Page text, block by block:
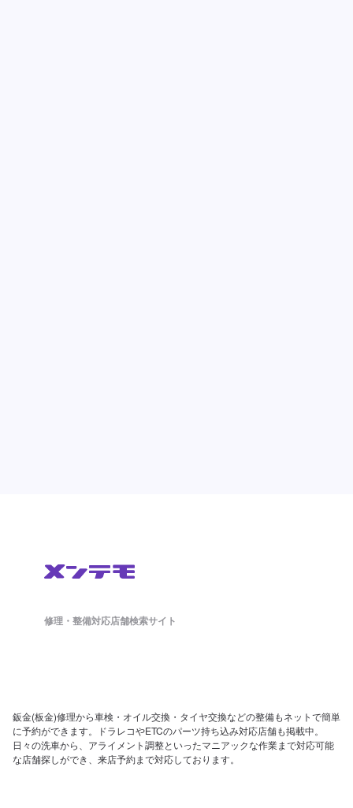
修理・整備対応店舗検索サイト
鈑金(板金)修理から車検・オイル交換・タイヤ交換などの整備もネットで簡単
に予約ができます。ドラレコやETCのパーツ持ち込み対応店舗も掲載中。
日々の洗車から、アライメント調整といったマニアックな作業まで対応可能
な店舗探しができ、来店予約まで対応しております。